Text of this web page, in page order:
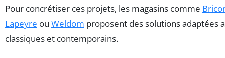
Pour concrétiser ces projets, les magasins comme
Lapeyre ou Weldom proposent des solutions adaptées
classiques et contemporains.